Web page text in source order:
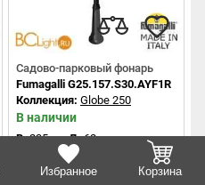
Избранное Корзина
Садово-парковый фонарь
Fumagalli G25.157.S30.AYF1R
Коллекция: Globe 250
В наличии
В:235 см Д:62 см
E27 x 3 max 60W
Цена: 48 769 Р.